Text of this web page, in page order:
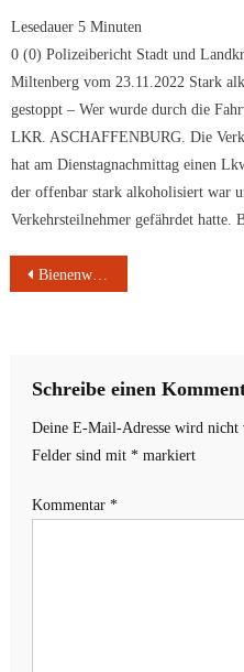
Lesedauer 5 Minuten
0 (0) Polizeibericht Stadt und
Miltenberg vom 23.11.2022 Stark
gestoppt – Wer wurde durch die
LKR. ASCHAFFENBURG. Die
hat am Dienstagnachmittag einen
der offenbar stark alkoholisiert war
Verkehrsteilnehmer gefährdet
Beitragsnavigation
Bienenwachstücher – eine Alternative zur Folie?
Schreibe einen
Deine E-Mail-Adresse wird nicht
Felder sind mit *markiert
Kommentar *